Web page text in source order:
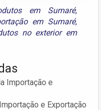
em Sumaré,
em Sumaré,
no exterior em
Importação e
e Exportação